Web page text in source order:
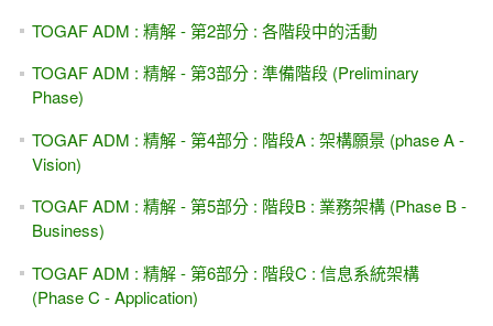
TOGAF ADM : 精解 - 第2部分 : 各階段中的活動
TOGAF ADM : 精解 - 第3部分 : 準備階段 (Preliminary
Phase)
TOGAF ADM : 精解 - 第4部分 : 階段A : 架構願景 (phase A -
Vision)
TOGAF ADM : 精解 - 第5部分 : 階段B : 業務架構 (Phase B -
Business)
TOGAF ADM : 精解 - 第6部分 : 階段C : 信息系統架構
(Phase C - Application)